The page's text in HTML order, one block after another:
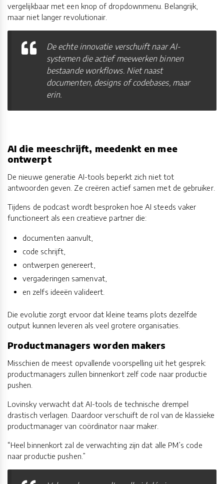
vergelijkbaar met een knop of dropdownmenu. Belangrijk,
maar niet langer revolutionair.
De echte innovatie verschuift naar AI-
systemen die actief meewerken binnen
bestaande workflows. Niet naast
documenten, designs of codebases, maar
erin.
AI die meeschrijft, meedenkt en mee
ontwerpt
De nieuwe generatie AI-tools beperkt zich niet tot
antwoorden geven. Ze creëren actief samen met de gebruiker.
Tijdens de podcast wordt besproken hoe AI steeds vaker
functioneert als een creatieve partner die:
documenten aanvult,
code schrijft,
ontwerpen genereert,
vergaderingen samenvat,
en zelfs ideeën valideert.
Die evolutie zorgt ervoor dat kleine teams plots dezelfde
output kunnen leveren als veel grotere organisaties.
Productmanagers worden makers
Misschien de meest opvallende voorspelling uit het gesprek:
productmanagers zullen binnenkort zelf code naar productie
pushen.
Lovinsky verwacht dat AI-tools de technische drempel
drastisch verlagen. Daardoor verschuift de rol van de klassieke
productmanager van coördinator naar maker.
“Heel binnenkort zal de verwachting zijn dat alle PM’s code
naar productie pushen.”